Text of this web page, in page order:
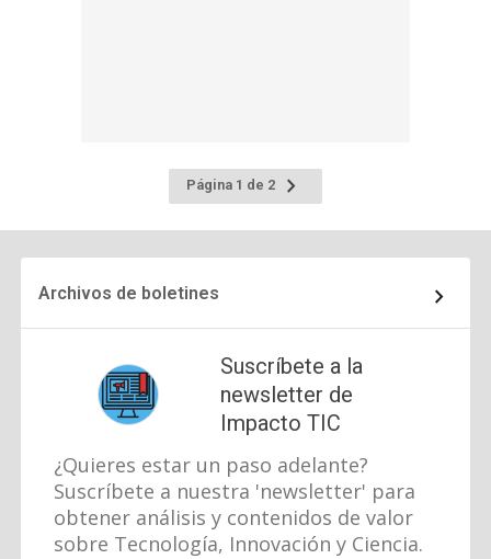
Página 1 de 2
Ir
a
Archivos de boletines
Suscríbete a la
newsletter de
Impacto TIC
¿Quieres estar un paso adelante?
Suscríbete a nuestra 'newsletter' para
obtener análisis y contenidos de valor
sobre Tecnología, Innovación y Ciencia.